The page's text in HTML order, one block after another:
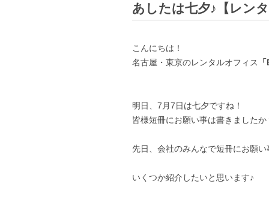
あしたは七夕♪【レン
こんにちは！
名古屋・東京のレンタルオフィス
明日、7月7日は七夕ですね！
皆様短冊にお願い事は書きましたか
先日、会社のみんなで短冊にお願
いくつか紹介したいと思います♪